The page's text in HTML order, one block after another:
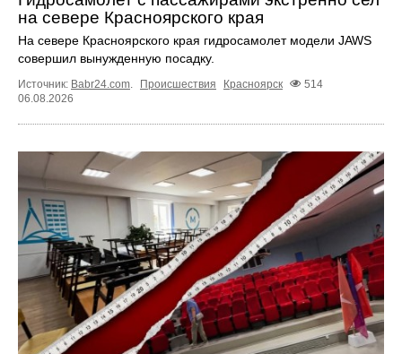
на севере Красноярского края
На севере Красноярского края гидросамолет модели JAWS
совершил вынужденную посадку.
Источник: Babr24.com. Происшествия Красноярск
514
06.08.2026